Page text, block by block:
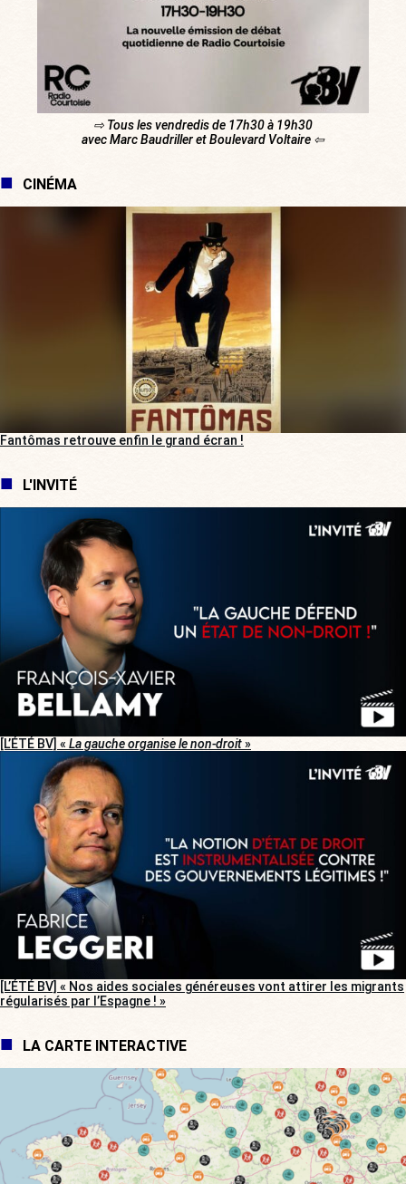
⇨ Tous les vendredis de 17h30 à 19h30
avec Marc Baudriller et Boulevard Voltaire ⇦
CINÉMA
Fantômas retrouve enfin le grand écran !
L'INVITÉ
[L’ÉTÉ BV] « La gauche organise le non-droit»
[L’ÉTÉ BV] « Nos aides sociales généreuses vont attirer les migrants
régularisés par l’Espagne ! »
LA CARTE INTERACTIVE